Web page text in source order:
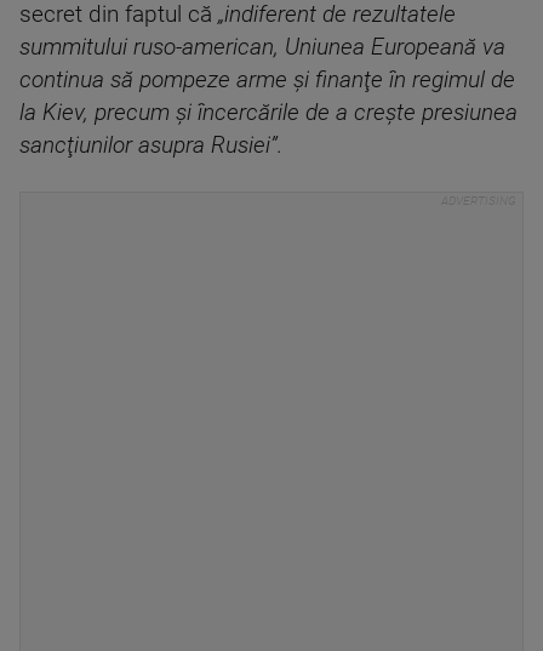
secret din faptul că „indiferent de rezultatele
summitului ruso-american, Uniunea Europeană va
continua să pompeze arme şi finanţe în regimul de
la Kiev, precum şi încercările de a creşte presiunea
sancţiunilor asupra Rusiei”.